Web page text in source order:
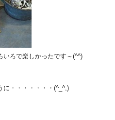
いろで楽しかったです～(^^)
に・・・・・・・(^_^;)